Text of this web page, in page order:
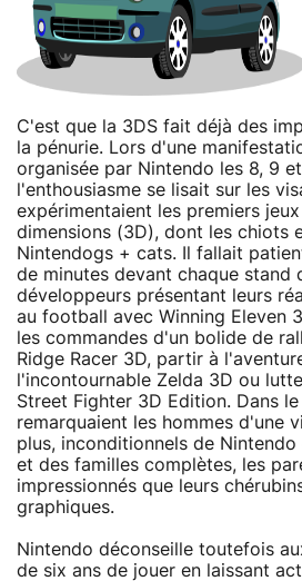
C'est que la 3DS fait déjà des
la pénurie. Lors d'une
organisée par Nintendo les 8, 9
l'enthousiasme se lisait sur les
expérimentaient les premiers
dimensions (3D), dont les chiots
Nintendogs + cats. Il fallait
de minutes devant chaque stand
développeurs présentant leurs
au football avec Winning Eleven
les commandes d'un bolide de
Ridge Racer 3D, partir à
l'incontournable Zelda 3D ou
Street Fighter 3D Edition. Dans
remarquaient les hommes d'une
plus, inconditionnels de
et des familles complètes, les
impressionnés que leurs
graphiques.
Nintendo déconseille toutefois
de six ans de jouer en laissant